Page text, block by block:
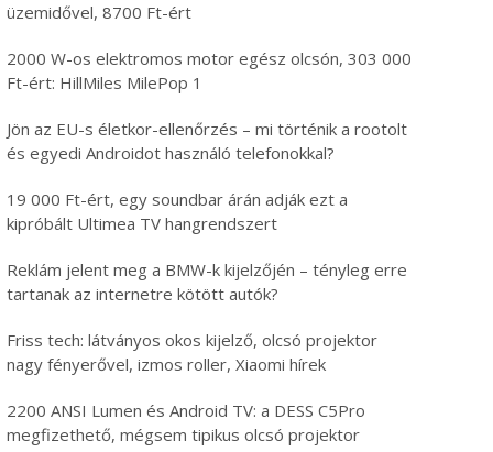
üzemidővel, 8700 Ft-ért
2000 W-os elektromos motor egész olcsón, 303 000
Ft-ért: HillMiles MilePop 1
Jön az EU-s életkor-ellenőrzés – mi történik a rootolt
és egyedi Androidot használó telefonokkal?
19 000 Ft-ért, egy soundbar árán adják ezt a
kipróbált Ultimea TV hangrendszert
Reklám jelent meg a BMW-k kijelzőjén – tényleg erre
tartanak az internetre kötött autók?
Friss tech: látványos okos kijelző, olcsó projektor
nagy fényerővel, izmos roller, Xiaomi hírek
2200 ANSI Lumen és Android TV: a DESS C5Pro
megfizethető, mégsem tipikus olcsó projektor